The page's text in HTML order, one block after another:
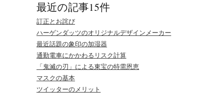
最近の記事15件
訂正とお詫び
ハーゲンダッツのオリジナルデザインメーカー
最近話題の象印の加湿器
通勤電車にかかわるリスク計算
「鬼滅の刃」による東宝の特需恩恵
マスクの基本
ツイッターのメリット